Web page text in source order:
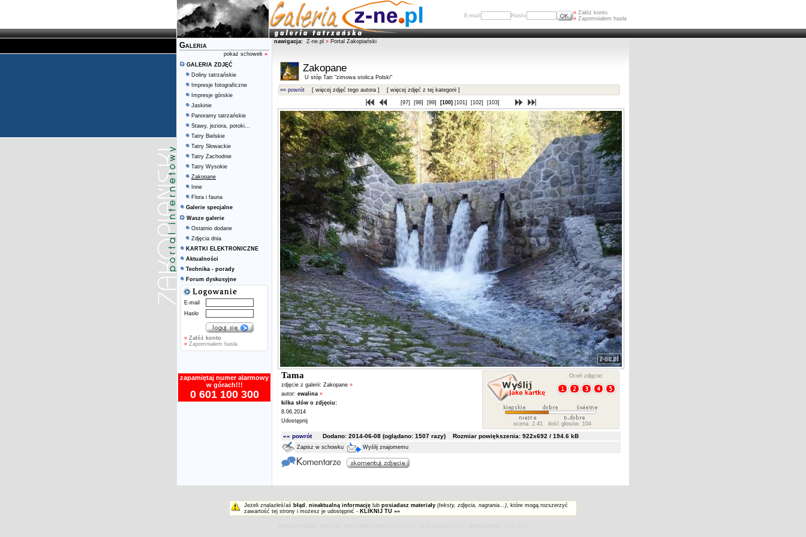
E-mail Hasło » Załóż konto
» Zapomniałem hasła
Galeria
pokaż schowek »
GALERIA ZDJĘĆ
Doliny tatrzańskie
Impresje fotograficzne
Impresje górskie
Jaskinie
Panoramy tatrzańskie
Stawy, jeziora, potoki...
Tatry Bielskie
Tatry Słowackie
Tatry Zachodnie
Tatry Wysokie
Zakopane
Inne
Flora i fauna
Galerie specjalne
Wasze galerie
Ostatnio dodane
Zdjęcia dnia
KARTKI ELEKTRONICZNE
Aktualności
Technika - porady
Forum dyskusyjne
E-mail
Hasło
» Załóż konto
» Zapomniałem hasła
zapamiętaj numer alarmowy
w górach!!!
0 601 100 300
nawigacja: Z-ne.pl » Portal Zakopiański
Zakopane
U stóp Tatr "zimowa stolica Polski"
«« powrót [ więcej zdjęć tego autora ] [ więcej zdjęć z tej kategorii ]
[97] [98] [99] [100] [101] [102] [103]
Tama
zdjęcie z galerii: Zakopane »
autor: ewalina »
kilka słów o zdjęciu:
8.06.2014
Udostępnij
Oceń zdjęcie:
ocena: 2.41 ilość głosów: 104
«« powrótDodano: 2014-06-08 (oglądano: 1507razy) Rozmiar powiększenia: 922x692 / 194.6 kB
Zapisz w schowku Wyślij znajomemu
Jeżeli znalazłeś/aś błąd , nieaktualną informację lub posiadasz materiały (teksty, zdjęcia, nagrania...), które mogą rozszerzyć
zawartość tej strony i możesz je udostępnić - KLIKNIJ TU »»